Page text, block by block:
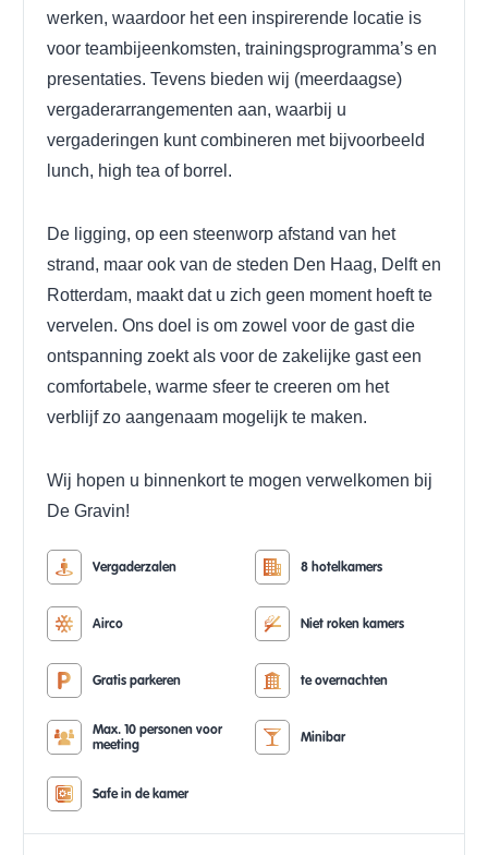
werken, waardoor het een inspirerende locatie is
voor teambijeenkomsten, trainingsprogramma’s en
presentaties. Tevens bieden wij (meerdaagse)
vergaderarrangementen aan, waarbij u
vergaderingen kunt combineren met bijvoorbeeld
lunch, high tea of borrel.
De ligging, op een steenworp afstand van het
strand, maar ook van de steden Den Haag, Delft en
Rotterdam, maakt dat u zich geen moment hoeft te
vervelen. Ons doel is om zowel voor de gast die
ontspanning zoekt als voor de zakelijke gast een
comfortabele, warme sfeer te creeren om het
verblijf zo aangenaam mogelijk te maken.
Wij hopen u binnenkort te mogen verwelkomen bij
De Gravin!
Vergaderzalen 8 hotelkamers
Airco Niet roken kamers
Gratis parkeren te overnachten
Max. 10 personen voor
meeting
Minibar
Safe in de kamer